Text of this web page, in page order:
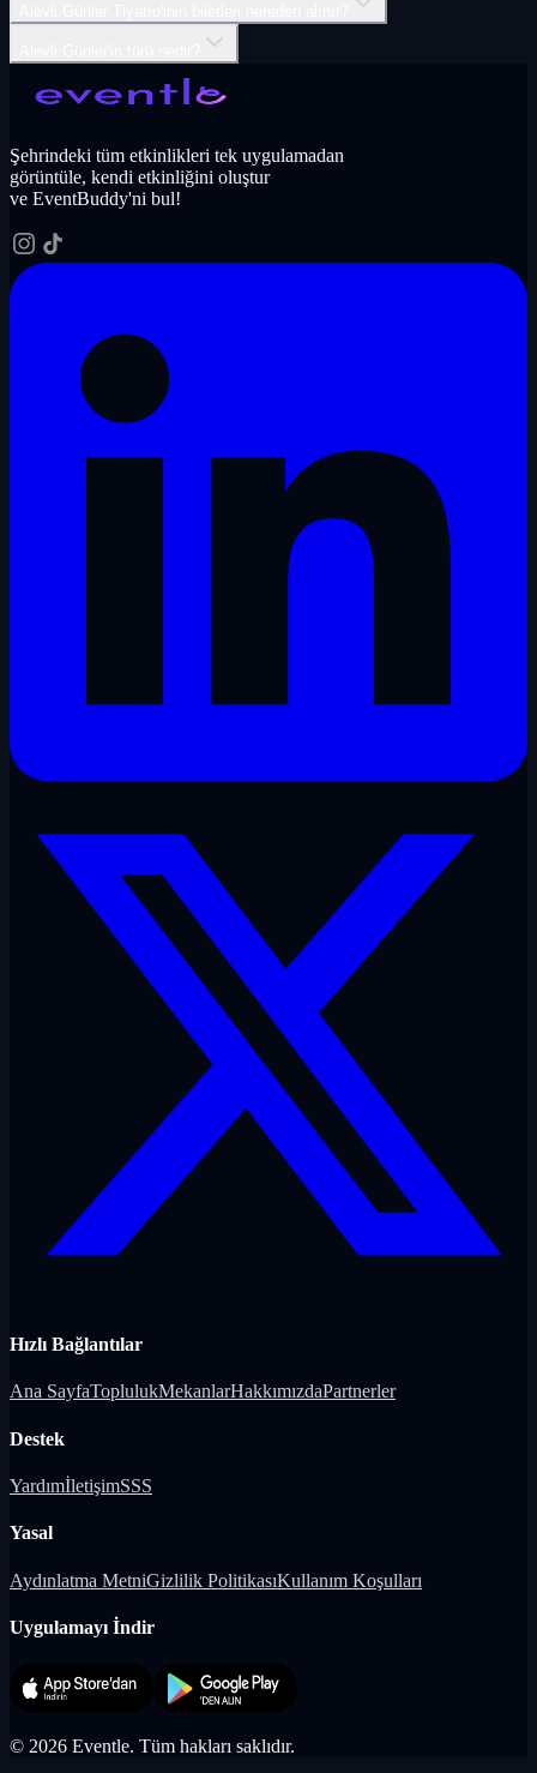
Şehrindeki tüm etkinlikleri tek uygulamadan
görüntüle, kendi etkinliğini oluştur
ve EventBuddy'ni bul!
Hızlı Bağlantılar
Ana SayfaToplulukMekanlarHakkımızdaPartnerler
Destek
YardımİletişimSSS
Yasal
Aydınlatma MetniGizlilik PolitikasıKullanım Koşulları
Uygulamayı İndir
© 2026 Eventle. Tüm hakları saklıdır.